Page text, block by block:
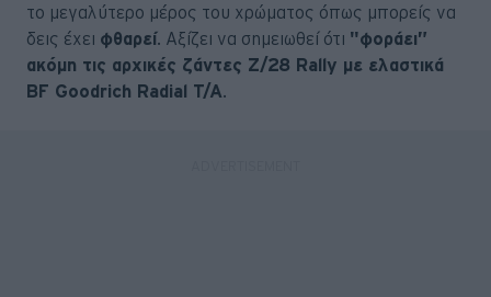
το μεγαλύτερο μέρος του χρώματος όπως μπορείς να
δεις έχει φθαρεί. Αξίζει να σημειωθεί ότι "φοράει”
ακόμη τις αρχικές ζάντες Z/28 Rally με ελαστικά
BF Goodrich Radial T/A.